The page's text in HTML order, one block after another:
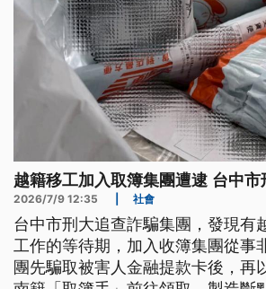
越籍移工加入取簿集團遭逮 台中市
2026/7/9 12:35 社會
台中市刑大追查詐騙集團，發現有
工作的等待期，加入收簿集團從事
團先騙取被害人金融提款卡後，再